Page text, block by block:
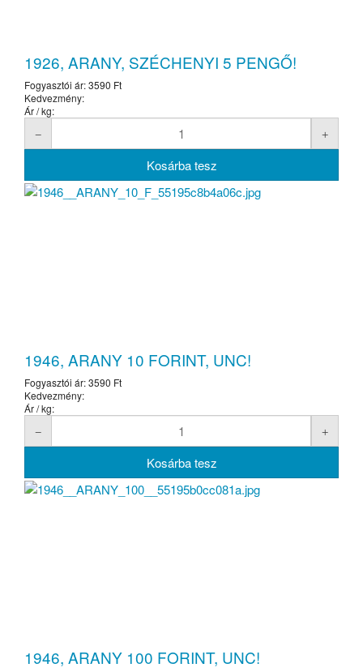
1926, ARANY, SZÉCHENYI 5 PENGŐ!
Fogyasztói ár:3590 Ft
Kedvezmény:
Ár / kg:
1946, ARANY 10 FORINT, UNC!
Fogyasztói ár:3590 Ft
Kedvezmény:
Ár / kg:
1946, ARANY 100 FORINT, UNC!